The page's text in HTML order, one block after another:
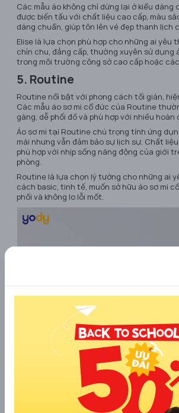
Các mẫu áo không chỉ dừng lại ở kiểu dáng
được biến tấu với chất liệu cao cấp, màu
dáng chuẩn, giúp tôn lên vẻ đẹp thanh lịch
Elise là lựa chọn phù hợp cho những ai yêu
chỉn chu, đẳng cấp, thường xuyên sử dụng
trong môi trường công sở cao cấp hoặc
5. Routine
Routine nổi bật với phong cách tối giản,
Các mẫu áo sơ mi cổ đức của Routine
gàng, dễ phối đồ và phù hợp với nhiều hoàn
Áo sơ mi tại Routine chú trọng tính ứng
mái nhưng vẫn đảm bảo sự lịch sự. Chất liệu
phù hợp với nhịp sống năng động của giới
phòng.
Routine là lựa chọn lý tưởng cho những ai
cách basic, tinh tế, muốn sở hữu áo sơ mi
phối và không lo lỗi mốt.